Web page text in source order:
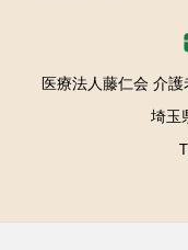
医療法人藤仁会 介護
埼玉